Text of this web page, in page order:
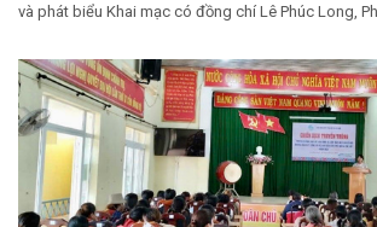
và phát biểu Khai mạc có đồng chí Lê Phúc Long,